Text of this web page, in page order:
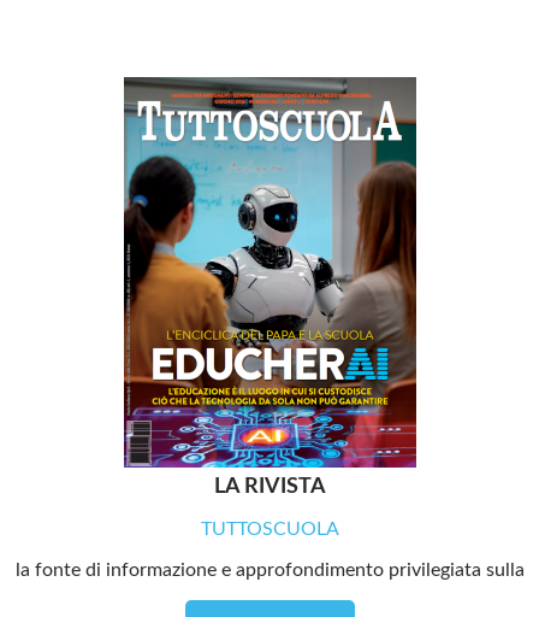
LA RIVISTA
TUTTOSCUOLA
la fonte di informazione e approfondimento privilegiata sulla